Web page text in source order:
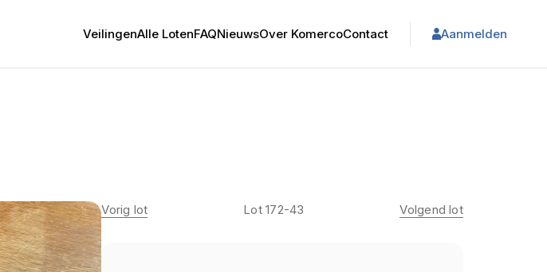
VeilingenAlle LotenFAQNieuwsOver KomercoContact Aanmelden
Vorig lot Lot 172-43 Volgend lot